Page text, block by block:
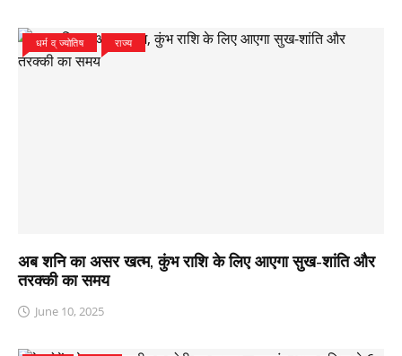
धर्म व् ज्योतिष राज्य
अब शनि का असर खत्म, कुंभ राशि के लिए आएगा सुख-शांति और
तरक्की का समय
June 10, 2025